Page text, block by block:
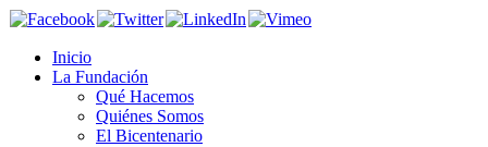
Inicio
La Fundación
Qué Hacemos
Quiénes Somos
El Bicentenario